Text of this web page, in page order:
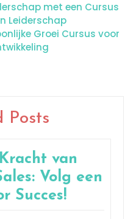
met een Cursus
Leiderschap
Groei Cursus voor
Posts
van
Volg een
Succes!